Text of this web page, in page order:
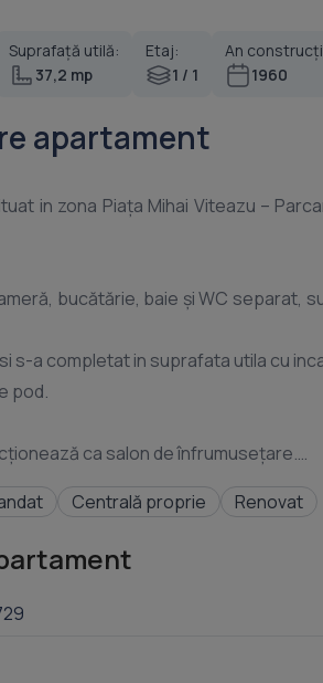
Suprafață utilă:
37,2 mp
Etaj:
1 / 1
An
1960
apartament
in zona Piața Mihai Viteazu –
bucătărie, baie și WC separat,
s-a completat in suprafata utila cu
pod.
ca salon de înfrumusețare.
fi utilizat atât ca locuință, cât și
practice și poziționării foarte
parchet trafic intens, centrală
Centrală proprie Renovat